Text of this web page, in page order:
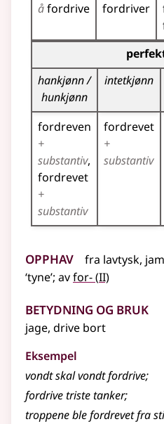
åfordrive fordriver
Bøyingstabell for dette
hankjønn /
hunkjønn
intetkjønn
fordreven
+
substantiv
fordrevet
+
substantiv
fordrevet
+
substantiv
Opphav fra lavtysk,
‘tyne’; avfor-(2
II)
Betydning og bruk
jage, drive bort
Eksempel
vondt skal vondtfordrive;
fordrivetriste tanker;
troppene ble fordrevet fra